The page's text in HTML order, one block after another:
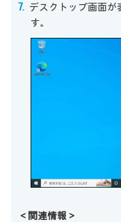
デスクトップ画面が
す。
＜関連情報＞